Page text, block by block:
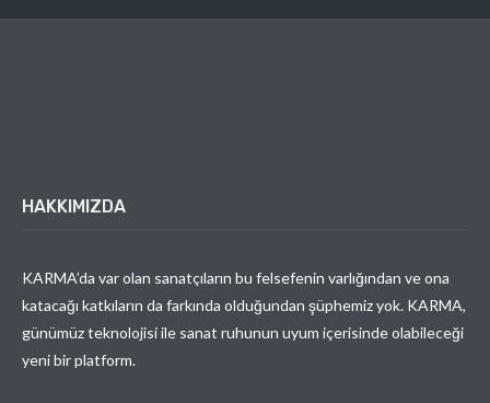
HAKKIMIZDA
KARMA’da var olan sanatçıların bu felsefenin varlığından ve ona
katacağı katkıların da farkında olduğundan şüphemiz yok. KARMA,
günümüz teknolojisi ile sanat ruhunun uyum içerisinde olabileceği
yeni bir platform.